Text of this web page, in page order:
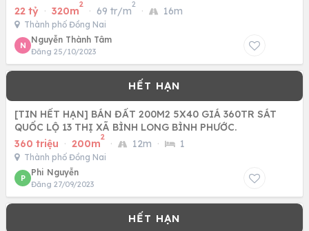
0938974428
22 tỷ · 320m
2
· 69 tr/m
2
· 16m
Thành phố Đồng Nai
N
Nguyễn Thành Tâm
Đăng 25/10/2023
[TIN HẾT HẠN] BÁN ĐẤT 200M2 5X40 GIÁ 360TR SÁT
QUỐC LỘ 13 THỊ XÃ BÌNH LONG BÌNH PHƯỚC.
360 triệu · 200m
2
· 12m · 1
Thành phố Đồng Nai
P
Phi Nguyễn
Đăng 27/09/2023